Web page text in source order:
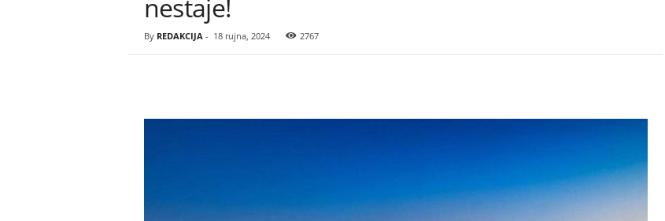
nestaje!
By REDAKCIJA- 18 rujna, 2024 2767